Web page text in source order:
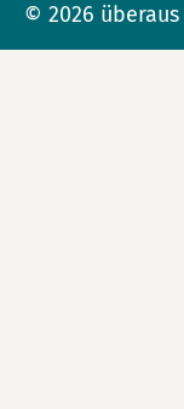
© 2026 überaus